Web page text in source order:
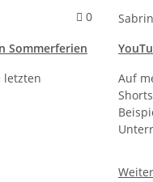
0
Sommerferien
letzten
Auf
Weiter